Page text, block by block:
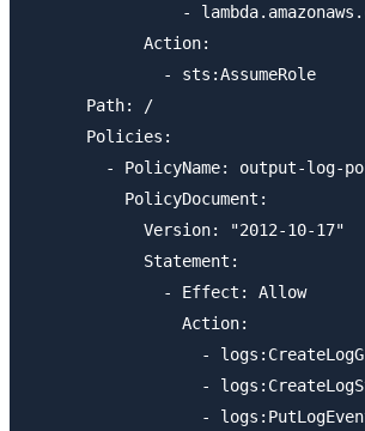
-
            Action:
              - sts:AssumeRole
      Path: /
      Policies:
- PolicyName: output-log-
          PolicyDocument:
            Version: "2012-10-17"
            Statement:
              - Effect: Allow
                Action:
-
-
-